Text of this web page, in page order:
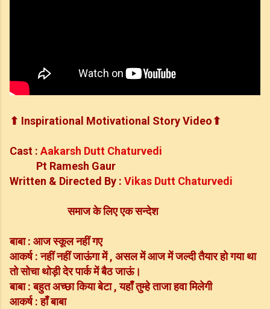
⬆ Inspirational Motivational Story Video⬆
Cast : Aakarsh Dutt Chaturvedi
Pt Ramesh Gaur
Written & Directed By : Vikas Dutt Chaturvedi
समाज के लिए एक सन्देश
बाबा : आज स्कूल नहीं गए
आकर्ष : नहीं नहीं जाऊंगा में , असल में आज में जल्दी तैयार हो गया था
तो सोचा थोड़ी देर पार्क में बैठ जाऊं।
बाबा : बहुत अच्छा किया बेटा , यहाँ तुम्हे ताजा हवा मिलेगी
आकर्ष : हाँ बाबा